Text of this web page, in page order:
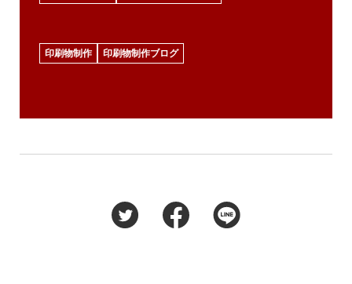
印刷物制作 印刷物制作ブログ